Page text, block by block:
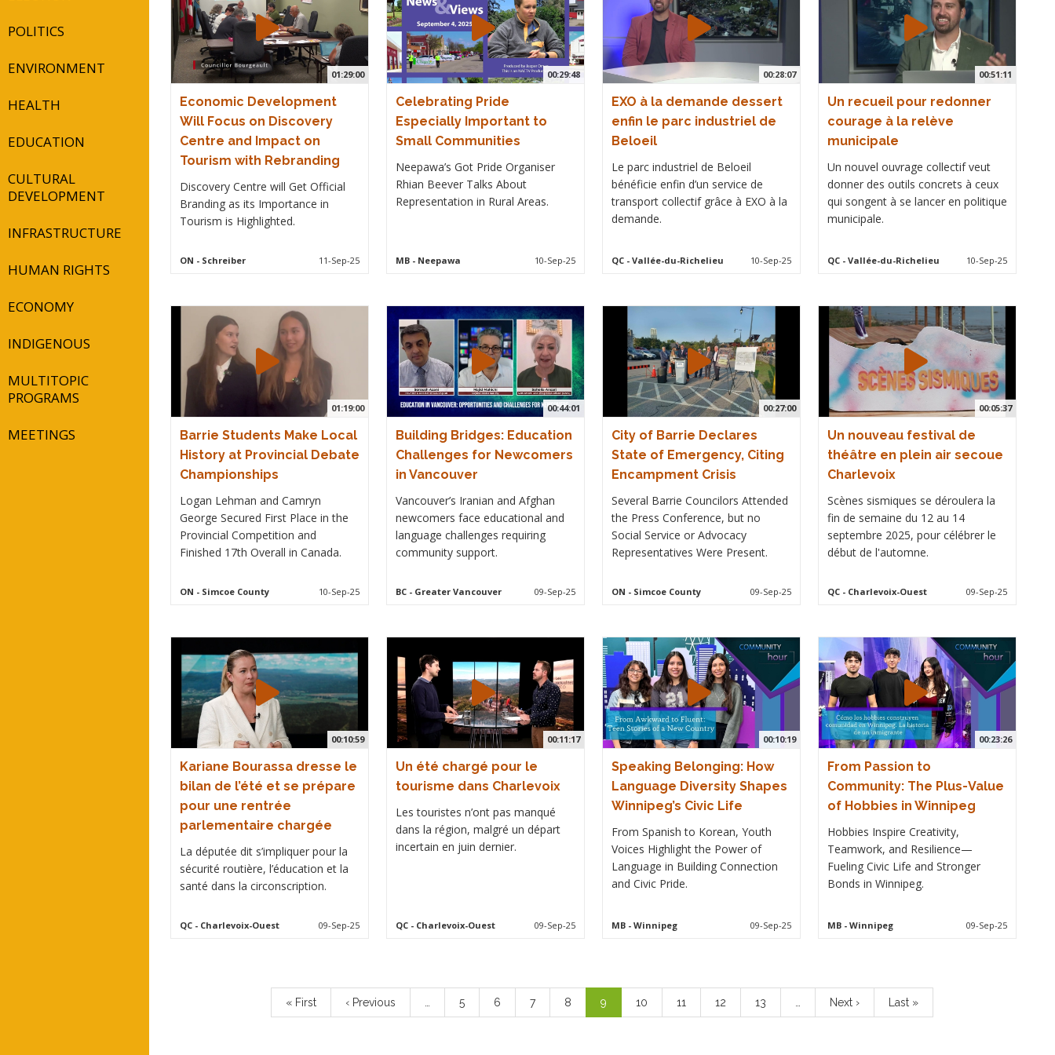
POLITICS
ENVIRONMENT
HEALTH
EDUCATION
CULTURAL
DEVELOPMENT
INFRASTRUCTURE
HUMAN RIGHTS
ECONOMY
INDIGENOUS
MULTITOPIC
PROGRAMS
MEETINGS
01:29:00
Economic Development
Will Focus on Discovery
Centre and Impact on
Tourism with Rebranding
Discovery Centre will Get Official
Branding as its Importance in
Tourism is Highlighted.
ON - Schreiber 11-Sep-25
00:29:48
Celebrating Pride
Especially Important to
Small Communities
Neepawa’s Got Pride Organiser
Rhian Beever Talks About
Representation in Rural Areas.
MB- Neepawa 10-Sep-25
00:28:07
EXO à la demande dessert
enfin le parc industriel de
Beloeil
Le parc industriel de Beloeil
bénéficie enfin d’un service de
transport collectif grâce à EXO à la
demande.
QC- Vallée-du-Richelieu 10-Sep-25
00:51:11
Un recueil pour redonner
courage à la relève
municipale
Un nouvel ouvrage collectif veut
donner des outils concrets à ceux
qui songent à se lancer en politique
municipale.
QC - Vallée-du-Richelieu 10-Sep-25
01:19:00
Barrie Students Make Local
History at Provincial Debate
Championships
Logan Lehman and Camryn
George Secured First Place in the
Provincial Competition and
Finished 17th Overall in Canada.
ON - Simcoe County 10-Sep-25
00:44:01
Building Bridges: Education
Challenges for Newcomers
in Vancouver
Vancouver’s Iranian and Afghan
newcomers face educational and
language challenges requiring
community support.
BC- Greater Vancouver 09-Sep-25
00:27:00
City of Barrie Declares
State of Emergency, Citing
Encampment Crisis
Several Barrie Councilors Attended
the Press Conference, but no
Social Service or Advocacy
Representatives Were Present.
ON - Simcoe County 09-Sep-25
00:05:37
Un nouveau festival de
théâtre en plein air secoue
Charlevoix
Scènes sismiques se déroulera la
fin de semaine du 12 au 14
septembre 2025, pour célébrer le
début de l'automne.
QC - Charlevoix-Ouest 09-Sep-25
00:10:59
Kariane Bourassa dresse le
bilan de l’été et se prépare
pour une rentrée
parlementaire chargée
La députée dit s’impliquer pour la
sécurité routière, l’éducation et la
santé dans la circonscription.
QC- Charlevoix-Ouest 09-Sep-25
00:11:17
Un été chargé pour le
tourisme dans Charlevoix
Les touristes n’ont pas manqué
dans la région, malgré un départ
incertain en juin dernier.
QC- Charlevoix-Ouest 09-Sep-25
00:10:19
Speaking Belonging: How
Language Diversity Shapes
Winnipeg’s Civic Life
From Spanish to Korean, Youth
Voices Highlight the Power of
Language in Building Connection
and Civic Pride.
MB- Winnipeg 09-Sep-25
00:23:26
From Passion to
Community: The Plus-Value
of Hobbies in Winnipeg
Hobbies Inspire Creativity,
Teamwork, and Resilience—
Fueling Civic Life and Stronger
Bonds in Winnipeg.
MB - Winnipeg 09-Sep-25
First
page
« First
Previous
page
‹ Previous Page
5 Page
6 Page
7 Page
8
Current
page
9 Page
10 Page
11 Page
12 Page
13
Next
page
Next ›
Last
page
Last »